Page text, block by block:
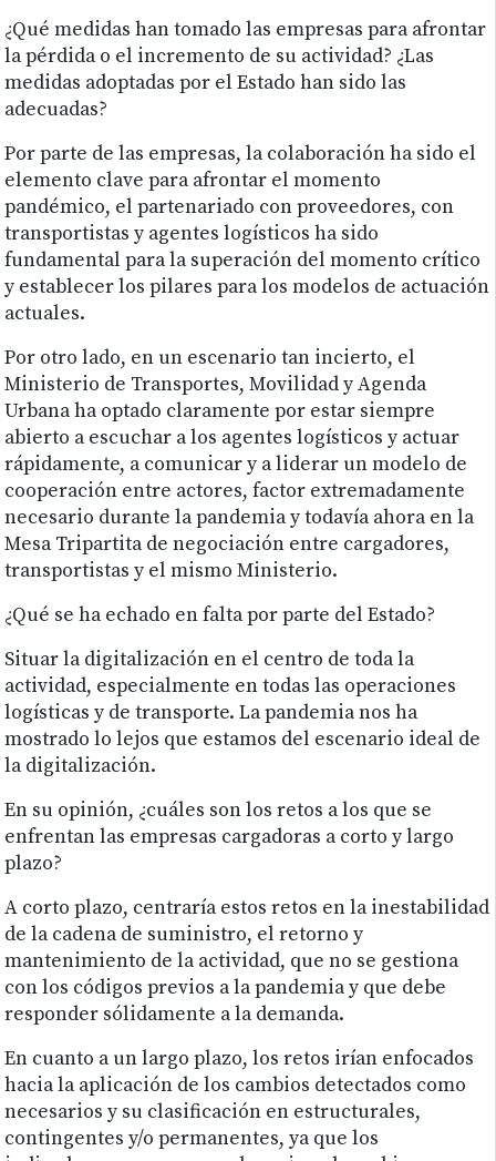
¿Qué medidas han tomado las empresas para afrontar
la pérdida o el incremento de su actividad? ¿Las
medidas adoptadas por el Estado han sido las
adecuadas?
Por parte de las empresas, la colaboración ha sido el
elemento clave para afrontar el momento
pandémico, el partenariado con proveedores, con
transportistas y agentes logísticos ha sido
fundamental para la superación del momento crítico
y establecer los pilares para los modelos de actuación
actuales.
Por otro lado, en un escenario tan incierto, el
Ministerio de Transportes, Movilidad y Agenda
Urbana ha optado claramente por estar siempre
abierto a escuchar a los agentes logísticos y actuar
rápidamente, a comunicar y a liderar un modelo de
cooperación entre actores, factor extremadamente
necesario durante la pandemia y todavía ahora en la
Mesa Tripartita de negociación entre cargadores,
transportistas y el mismo Ministerio.
¿Qué se ha echado en falta por parte del Estado?
Situar la digitalización en el centro de toda la
actividad, especialmente en todas las operaciones
logísticas y de transporte. La pandemia nos ha
mostrado lo lejos que estamos del escenario ideal de
la digitalización.
En su opinión, ¿cuáles son los retos a los que se
enfrentan las empresas cargadoras a corto y largo
plazo?
A corto plazo, centraría estos retos en la inestabilidad
de la cadena de suministro, el retorno y
mantenimiento de la actividad, que no se gestiona
con los códigos previos a la pandemia y que debe
responder sólidamente a la demanda.
En cuanto a un largo plazo, los retos irían enfocados
hacia la aplicación de los cambios detectados como
necesarios y su clasificación en estructurales,
contingentes y/o permanentes, ya que los